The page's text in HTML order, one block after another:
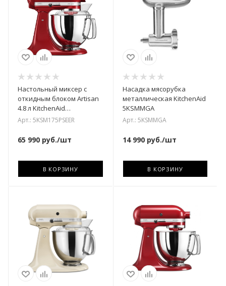
Настольный миксер с
откидным блоком Artisan
4.8 л KitchenAid
5KSM175PSEER
Арт.: 5KSM175PSEER
65 990 руб./шт
В КОРЗИНУ
Насадка мясорубка
металлическая KitchenAid
5KSMMGA
Арт.: 5KSMMGA
14 990руб./шт
В КОРЗИНУ